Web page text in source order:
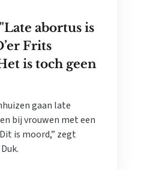
abortus is
Frits
is toch geen
gaan late
bij vrouwen met een
is moord,” zegt